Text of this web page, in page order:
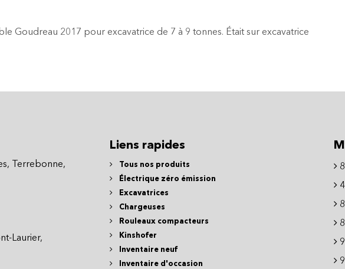
Goudreau 2017 pour excavatrice de 7 à 9 tonnes. Était sur excavatrice
Terrebonne,
Laurier,
Liens rapides
Tous nos produits
Électrique zéro émission
Excavatrices
Chargeuses
Rouleaux compacteurs
Kinshofer
Inventaire neuf
Inventaire d'occasion